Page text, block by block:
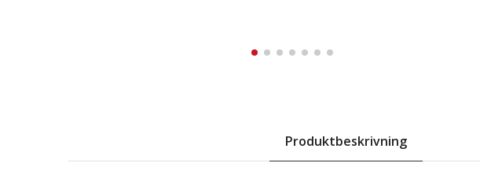
Produktbeskrivning